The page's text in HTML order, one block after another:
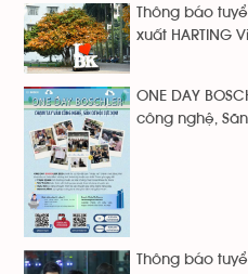
Thông báo
xuất HARTING
ONE DAY
công nghệ,
Thông báo